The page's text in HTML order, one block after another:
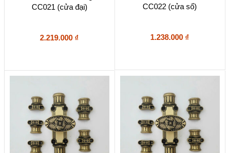
CC021 (cửa đại)
2.219.000 ₫
CC022 (cửa sổ)
1.238.000 ₫